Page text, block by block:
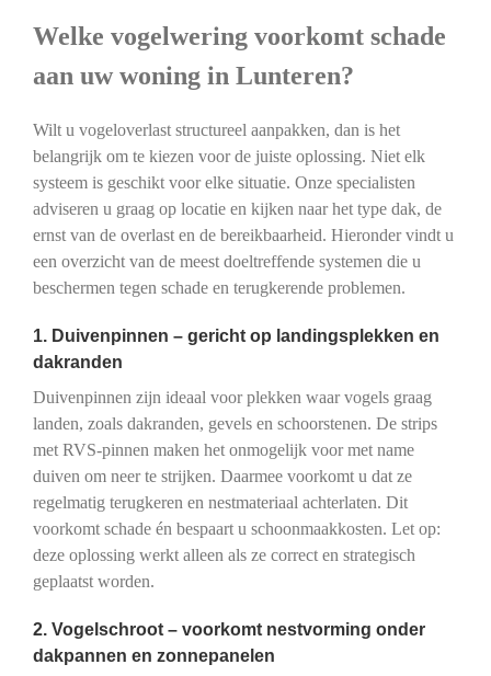
Welke vogelwering voorkomt schade
aan uw woning in Lunteren?
Wilt u vogeloverlast structureel aanpakken, dan is het
belangrijk om te kiezen voor de juiste oplossing. Niet elk
systeem is geschikt voor elke situatie. Onze specialisten
adviseren u graag op locatie en kijken naar het type dak, de
ernst van de overlast en de bereikbaarheid. Hieronder vindt u
een overzicht van de meest doeltreffende systemen die u
beschermen tegen schade en terugkerende problemen.
1. Duivenpinnen – gericht op landingsplekken en
dakranden
Duivenpinnen zijn ideaal voor plekken waar vogels graag
landen, zoals dakranden, gevels en schoorstenen. De strips
met RVS-pinnen maken het onmogelijk voor met name
duiven om neer te strijken. Daarmee voorkomt u dat ze
regelmatig terugkeren en nestmateriaal achterlaten. Dit
voorkomt schade én bespaart u schoonmaakkosten. Let op:
deze oplossing werkt alleen als ze correct en strategisch
geplaatst worden.
2. Vogelschroot – voorkomt nestvorming onder
dakpannen en zonnepanelen